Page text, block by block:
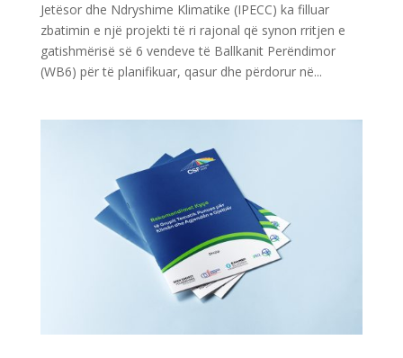
Jetësor dhe Ndryshime Klimatike (IPECC) ka filluar
zbatimin e një projekti të ri rajonal që synon rritjen e
gatishmërisë së 6 vendeve të Ballkanit Perëndimor
(WB6) për të planifikuar, qasur dhe përdorur në...